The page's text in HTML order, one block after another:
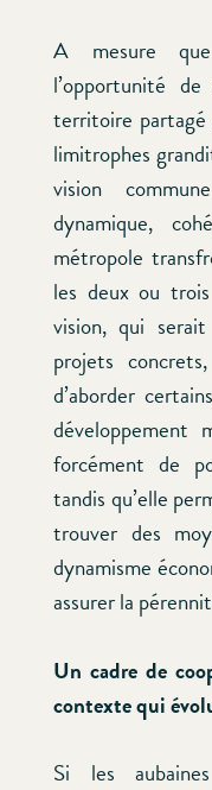
A mesure
l’opportunité
territoire
limitrophes
vision
dynamique,
métropole
les deux ou
vision, qui
projets
d’aborder
développement
forcément de
tandis qu’elle
trouver des
dynamisme
assurer la
Un cadre de
contexte qui
Si les